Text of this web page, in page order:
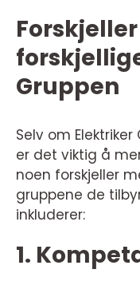
Gruppen
Selv om
er det viktig å
noen forskjeller
gruppene de
inkluderer:
1.